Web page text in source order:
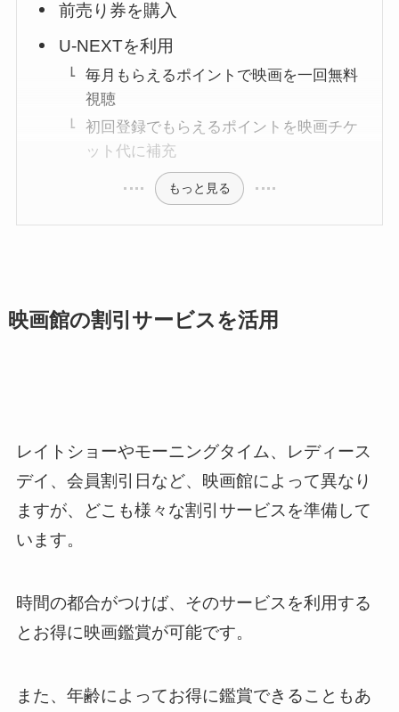
前売り券を購入
U-NEXTを利用
毎月もらえるポイントで映画を一回無料
視聴
初回登録でもらえるポイントを映画チケ
ット代に補充
もっと見る
映画館の割引サービスを活用
レイトショーやモーニングタイム、レディース
デイ、会員割引日など、映画館によって異なり
ますが、どこも様々な割引サービスを準備して
います。
時間の都合がつけば、そのサービスを利用する
とお得に映画鑑賞が可能です。
また、年齢によってお得に鑑賞できることもあ